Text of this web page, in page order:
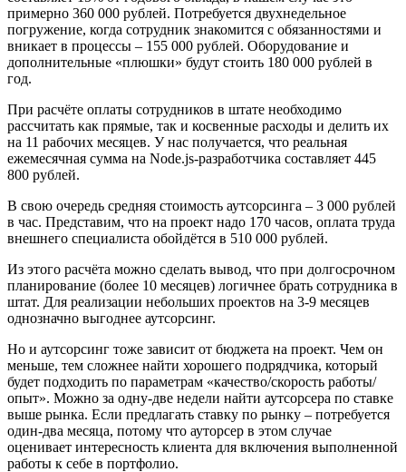
примерно 360 000 рублей. Потребуется двухнедельное
погружение, когда сотрудник знакомится с обязанностями и
вникает в процессы – 155 000 рублей. Оборудование и
дополнительные «плюшки» будут стоить 180 000 рублей в
год.
При расчёте оплаты сотрудников в штате необходимо
рассчитать как прямые, так и косвенные расходы и делить их
на 11 рабочих месяцев. У нас получается, что реальная
ежемесячная сумма на Node.js-разработчика составляет 445
800 рублей.
В свою очередь средняя стоимость аутсорсинга – 3 000 рублей
в час. Представим, что на проект надо 170 часов, оплата труда
внешнего специалиста обойдётся в 510 000 рублей.
Из этого расчёта можно сделать вывод, что при долгосрочном
планирование (более 10 месяцев) логичнее брать сотрудника в
штат. Для реализации небольших проектов на 3-9 месяцев
однозначно выгоднее аутсорсинг.
Но и аутсорсинг тоже зависит от бюджета на проект. Чем он
меньше, тем сложнее найти хорошего подрядчика, который
будет подходить по параметрам «качество/скорость работы/
опыт». Можно за одну-две недели найти аутсорсера по ставке
выше рынка. Если предлагать ставку по рынку – потребуется
один-два месяца, потому что ауторсер в этом случае
оценивает интересность клиента для включения выполненной
работы к себе в портфолио.